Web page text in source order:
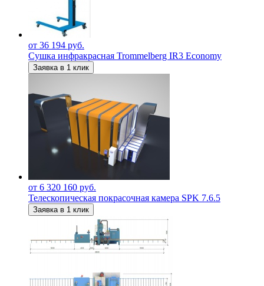
от 36 194 руб.
Сушка инфракрасная Trommelberg IR3 Economy
Заявка в 1 клик
от 6 320 160 руб.
Телескопическая покрасочная камера SPK 7.6.5
Заявка в 1 клик